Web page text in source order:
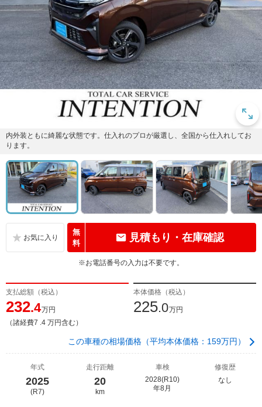
内外装ともに綺麗な状態です。仕入れのプロが厳選し、全国から仕入れしてお
ります。
無
料
見積もり・在庫確認
※お電話番号の入力は不要です。
支払総額（税込）
232.4万円
（諸経費7 .4 万円含む）
本体価格（税込）
225.0万円
この車種の相場価格（平均本体価格：159万円）
年式
2025
(R7)
走行距離
20
km
車検
2028(R10)
年8月
修復歴
なし